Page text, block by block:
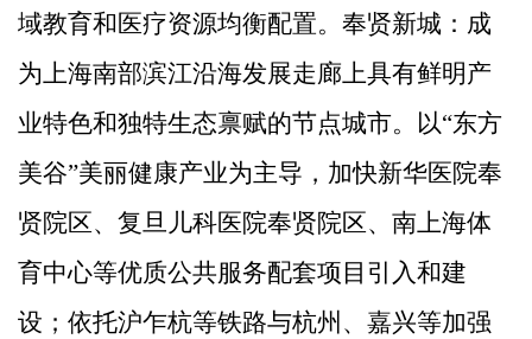
域教育和医疗资源均衡配置。奉贤新城：成
为上海南部滨江沿海发展走廊上具有鲜明产
业特色和独特生态禀赋的节点城市。以“东方
美谷”美丽健康产业为主导，加快新华医院奉
贤院区、复旦儿科医院奉贤院区、南上海体
育中心等优质公共服务配套项目引入和建
设；依托沪乍杭等铁路与杭州、嘉兴等加强